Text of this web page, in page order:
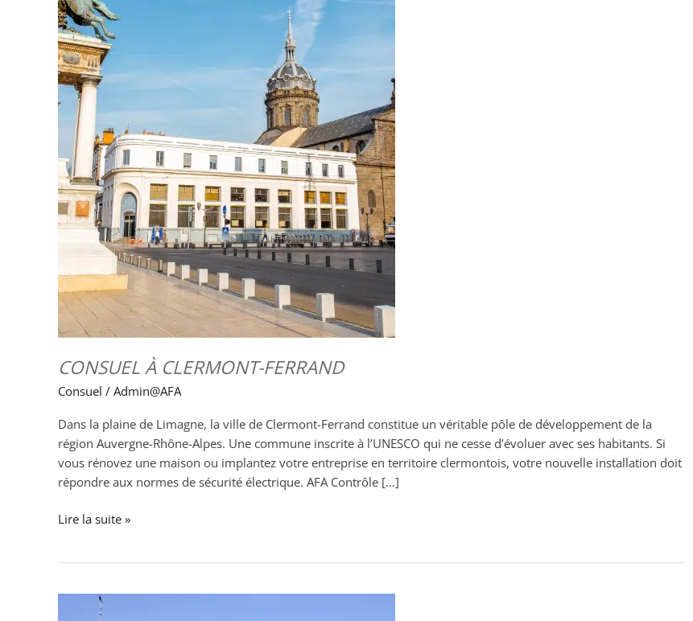
CONSUEL À CLERMONT-FERRAND
Consuel / Admin@AFA
Dans la plaine de Limagne, la ville de Clermont-Ferrand constitue un véritable pôle de développement de la
région Auvergne-Rhône-Alpes. Une commune inscrite à l’UNESCO qui ne cesse d’évoluer avec ses habitants. Si
vous rénovez une maison ou implantez votre entreprise en territoire clermontois, votre nouvelle installation doit
répondre aux normes de sécurité électrique. AFA Contrôle […]
Lire la suite »
Consuel